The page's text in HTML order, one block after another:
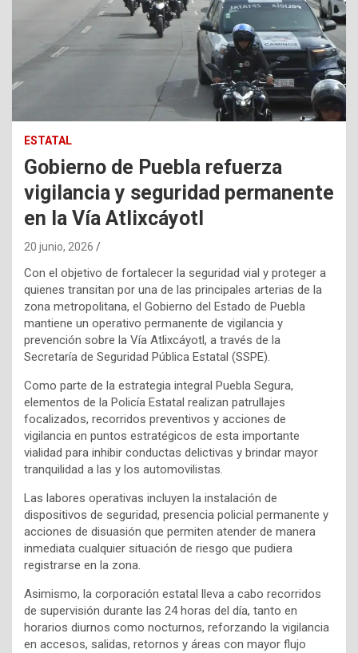
ESTATAL
Gobierno de Puebla refuerza
vigilancia y seguridad permanente
en la Vía Atlixcáyotl
20 junio, 2026
Con el objetivo de fortalecer la seguridad vial y proteger a
quienes transitan por una de las principales arterias de la
zona metropolitana, el Gobierno del Estado de Puebla
mantiene un operativo permanente de vigilancia y
prevención sobre la Vía Atlixcáyotl, a través de la
Secretaría de Seguridad Pública Estatal (SSPE).
Como parte de la estrategia integral Puebla Segura,
elementos de la Policía Estatal realizan patrullajes
focalizados, recorridos preventivos y acciones de
vigilancia en puntos estratégicos de esta importante
vialidad para inhibir conductas delictivas y brindar mayor
tranquilidad a las y los automovilistas.
Las labores operativas incluyen la instalación de
dispositivos de seguridad, presencia policial permanente y
acciones de disuasión que permiten atender de manera
inmediata cualquier situación de riesgo que pudiera
registrarse en la zona.
Asimismo, la corporación estatal lleva a cabo recorridos
de supervisión durante las 24 horas del día, tanto en
horarios diurnos como nocturnos, reforzando la vigilancia
en accesos, salidas, retornos y áreas con mayor flujo